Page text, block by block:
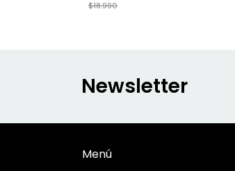
$18.990
Newsletter
Menú